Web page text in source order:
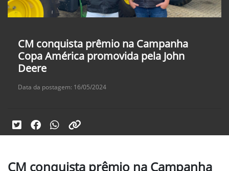
CM conquista prêmio na Campanha
Copa América promovida pela John
Deere
Data da postagem: 16/05/2024
CM conquista prêmio na Campanha